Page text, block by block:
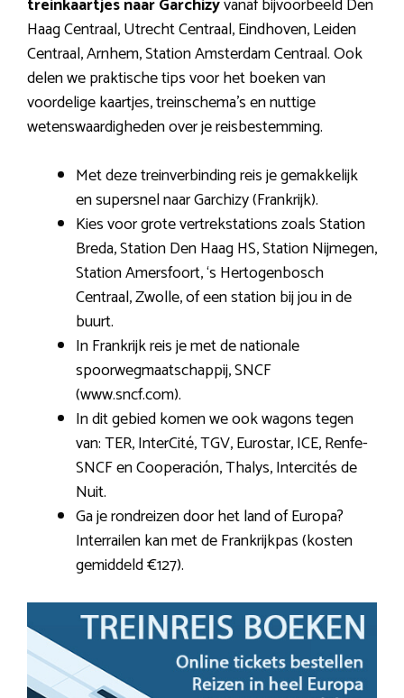
Haag Centraal, Utrecht Centraal, Eindhoven, Leiden
Centraal, Arnhem, Station Amsterdam Centraal. Ook
delen we praktische tips voor het boeken van
voordelige kaartjes, treinschema’s en nuttige
wetenswaardigheden over je reisbestemming.
Met deze treinverbinding reis je gemakkelijk
en supersnel naar Garchizy (Frankrijk).
Kies voor grote vertrekstations zoals Station
Breda, Station Den Haag HS, Station Nijmegen,
Station Amersfoort, ‘s Hertogenbosch
Centraal, Zwolle, of een station bij jou in de
buurt.
In Frankrijk reis je met de nationale
spoorwegmaatschappij, SNCF
(www.sncf.com).
In dit gebied komen we ook wagons tegen
van: TER, InterCité, TGV, Eurostar, ICE, Renfe-
SNCF en Cooperación, Thalys, Intercités de
Nuit.
Ga je rondreizen door het land of Europa?
Interrailen kan met de Frankrijkpas (kosten
gemiddeld €127).